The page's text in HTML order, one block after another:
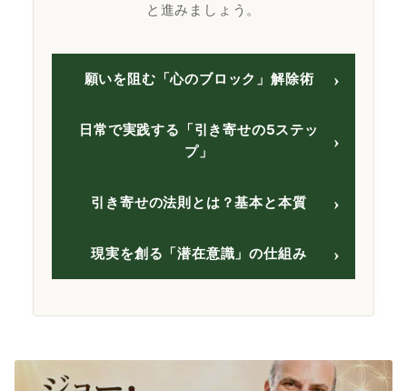
と進みましょう。
願いを阻む「心のブロック」解除術
日常で実践する「引き寄せの5ステッ
プ」
引き寄せの法則とは？基本と本質
現実を創る「潜在意識」の仕組み